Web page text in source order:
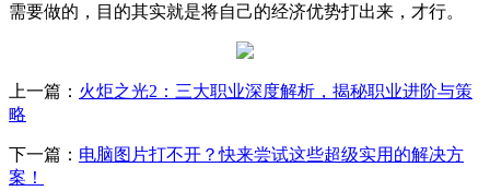
需要做的，目的其实就是将自己的经济优势打出来，才行。
上一篇： 火炬之光2：三大职业深度解析，揭秘职业进阶与策
略
下一篇： 电脑图片打不开？快来尝试这些超级实用的解决方
案！